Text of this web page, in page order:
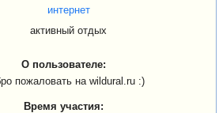
интернет
активный отдых
О пользователе:
пожаловать на wildural.ru :)
Время участия: